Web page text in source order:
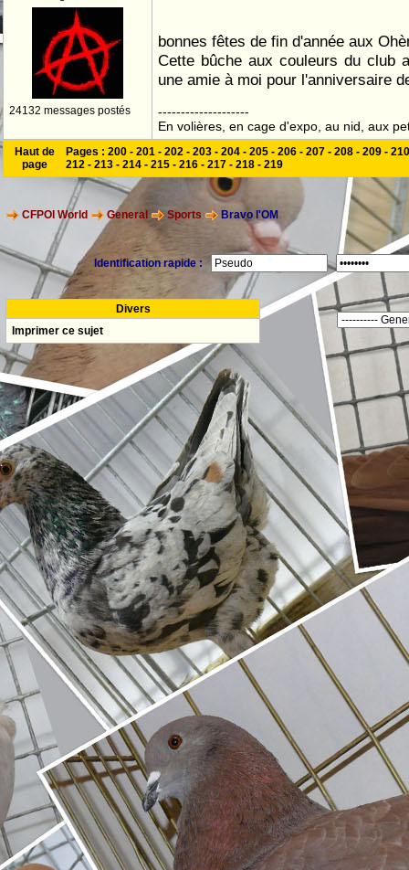
24132 messages postés
bonnes fêtes de fin d'année aux
Cette bûche aux couleurs du club
une amie à moi pour l'anniversaire
--------------------
En volières, en cage d'expo, au nid, aux
Haut de
page
Pages : 200 - 201 - 202 - 203 - 204 - 205 - 206 - 207 - 208 - 209 - 210
212 - 213 - 214 - 215 - 216 - 217 - 218 - 219
CFPOI World General Sports Bravo l'OM
Identification rapide :
Divers
Imprimer ce sujet